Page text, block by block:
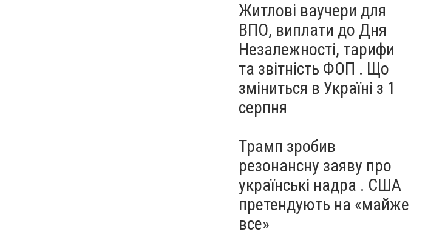
Житлові ваучери для
ВПО, виплати до Дня
Незалежності, тарифи
та звітність ФОП . Що
зміниться в Україні з 1
серпня
Трамп зробив
резонансну заяву про
українські надра . США
претендують на «майже
все»